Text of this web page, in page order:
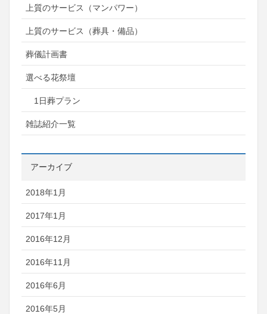
上質のサービス（マンパワー）
上質のサービス（葬具・備品）
葬儀計画書
選べる花祭壇
1日葬プラン
雑誌紹介一覧
アーカイブ
2018年1月
2017年1月
2016年12月
2016年11月
2016年6月
2016年5月